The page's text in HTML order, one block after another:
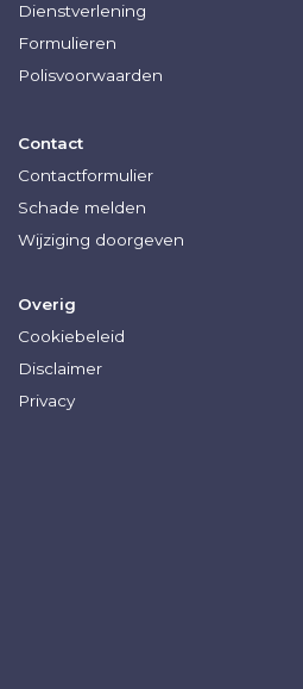
Dienstverlening
Formulieren
Polisvoorwaarden
Contact
Contactformulier
Schade melden
Wijziging doorgeven
Overig
Cookiebeleid
Disclaimer
Privacy